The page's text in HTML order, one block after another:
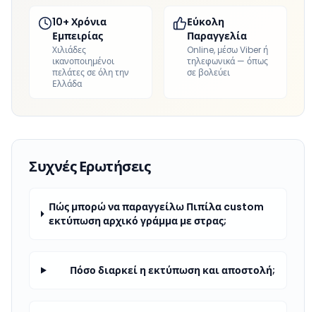
10+ Χρόνια
Εμπειρίας
Χιλιάδες
ικανοποιημένοι
πελάτες σε όλη την
Ελλάδα
Εύκολη
Παραγγελία
Online, μέσω Viber ή
τηλεφωνικά — όπως
σε βολεύει
Συχνές Ερωτήσεις
Πώς μπορώ να παραγγείλω Πιπίλα custom
εκτύπωση αρχικό γράμμα με στρας;
Πόσο διαρκεί η εκτύπωση και αποστολή;